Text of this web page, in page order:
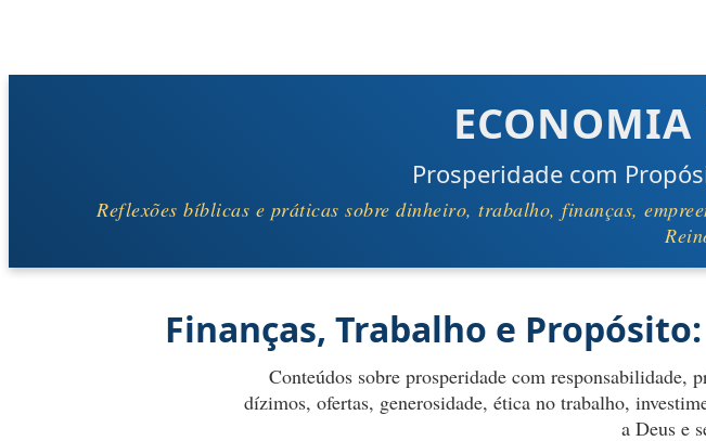
ECONOMIA
Prosperidade com
Reflexões bíblicas e práticas sobre dinheiro, trabalho, finanças,
Finanças, Trabalho e
Conteúdos sobre prosperidade com
dízimos, ofertas, generosidade, ética no trabalho,
a Deus e